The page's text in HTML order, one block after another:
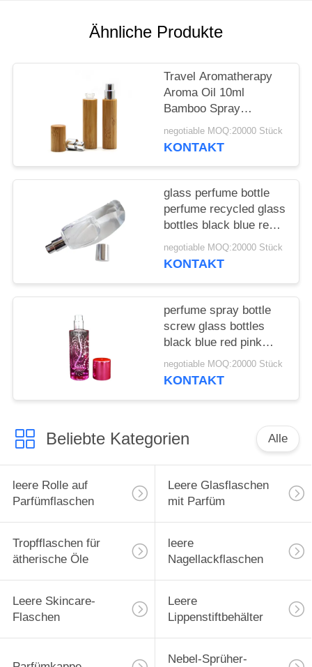
ANGEBOT
ANFORDERN
SITEMAP
PRIVACY
POLICY
Ähnliche Produkte
Travel Aromatherapy
Aroma Oil 10ml
Bamboo Spray
Perfume Bottle With
Screw Spray Cap
negotiable MOQ:20000 Stück
KONTAKT
glass perfume bottle
perfume recycled glass
bottles black blue red
pink green cap plastic
and metal
negotiable MOQ:20000 Stück
KONTAKT
perfume spray bottle
screw glass bottles
black blue red pink
green cap plastic and
metal
negotiable MOQ:20000 Stück
KONTAKT
Beliebte Kategorien Alle
leere Rolle auf
Parfümflaschen
Leere Glasflaschen
mit Parfüm
Tropfflaschen für
ätherische Öle
leere
Nagellackflaschen
Leere Skincare-
Flaschen
Leere
Lippenstiftbehälter
Nebel-Sprüher-